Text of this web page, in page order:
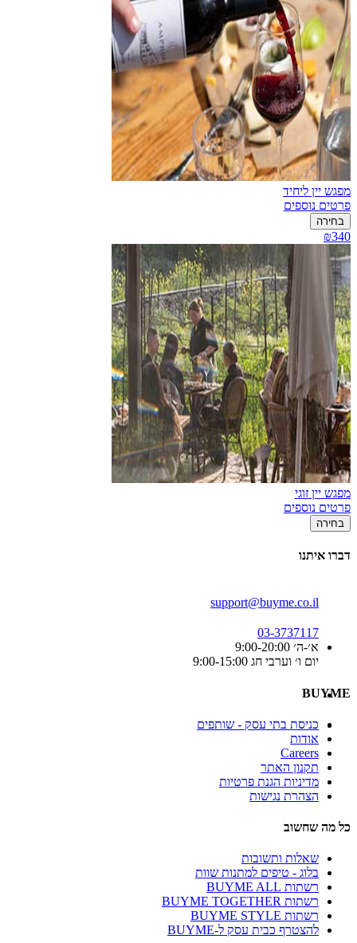
מפגש יין ליחיד
פרטים נוספים
בחירה
₪340
מפגש יין זוגי
פרטים נוספים
בחירה
דברו איתנו
support@buyme.co.il
03-3737117
א׳-ה׳ 9:00-20:00
יום ו׳ וערבי חג 9:00-15:00
BUYME
כניסת בתי עסק - שותפים
אודות
Careers
תקנון האתר
מדיניות הגנת פרטיות
הצהרת נגישות
כל מה שחשוב
שאלות ותשובות
בלוג - טיפים למתנות שוות
רשתות BUYME ALL
רשתות BUYME TOGETHER
רשתות BUYME STYLE
להצטרף כבית עסק ל-BUYME